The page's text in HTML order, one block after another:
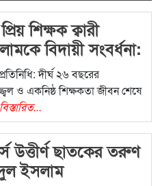
শিক্ষক ক্বারী
বিদায়ী সংবর্ধনা:
দীর্ঘ ২৬ বছরের
ও একনিষ্ঠ শিক্ষকতা জীবন শেষে
বিস্তারিত...
উত্তীর্ণ ছাতকের তরুণ
ইসলাম